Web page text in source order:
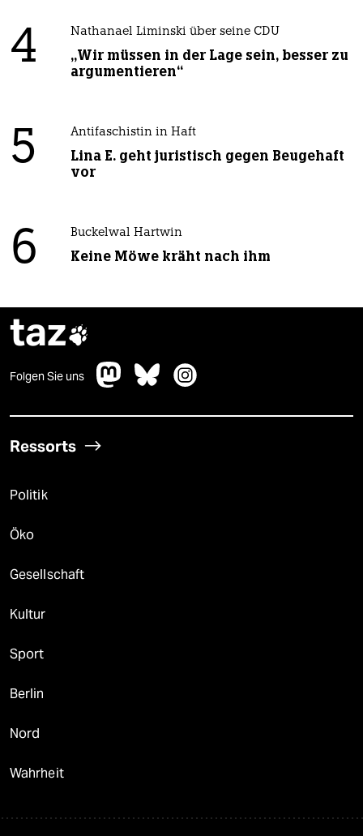
4 Nathanael Liminski über seine CDU
„Wir müssen in der Lage sein, besser zu
argumentieren“
5 Antifaschistin in Haft
Lina E. geht juristisch gegen Beugehaft
vor
6 Buckelwal Hartwin
Keine Möwe kräht nach ihm
taz
Folgen Sie uns
Ressorts
Politik
Öko
Gesellschaft
Kultur
Sport
Berlin
Nord
Wahrheit